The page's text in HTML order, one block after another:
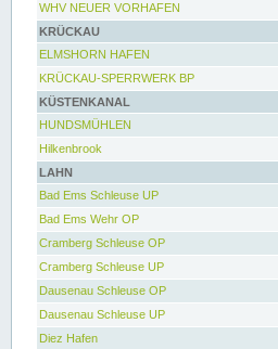
WHV NEUER VORHAFEN
KRÜCKAU
ELMSHORN HAFEN
KRÜCKAU-SPERRWERK BP
KÜSTENKANAL
HUNDSMÜHLEN
Hilkenbrook
LAHN
Bad Ems Schleuse UP
Bad Ems Wehr OP
Cramberg Schleuse OP
Cramberg Schleuse UP
Dausenau Schleuse OP
Dausenau Schleuse UP
Diez Hafen